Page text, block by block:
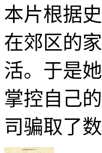
本片根据
在郊区的
活。于是
掌控自己
司骗取了